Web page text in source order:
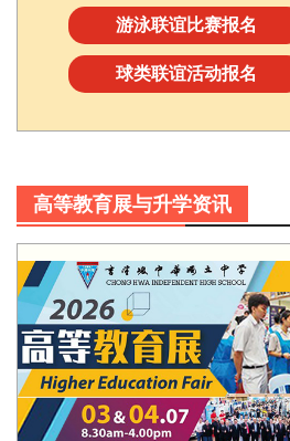
游泳联谊比赛报名
球类联谊活动报名
高等教育展与升学资讯